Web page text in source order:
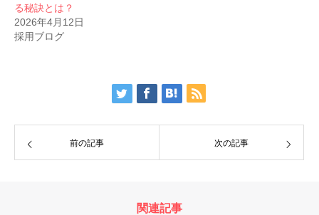
る秘訣とは？
2026年4月12日
採用ブログ
前の記事 次の記事
関連記事